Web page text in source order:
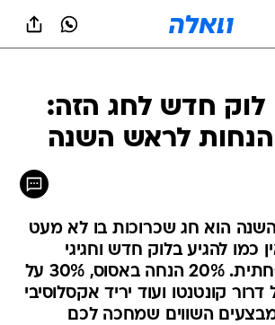
לוק חדש לחג הזה:
לראש השנה
הוא חג שכרוכות בו לא מעט
כמו להגיע בלוק חדש וחגיגי
לארוחה המשפחתית. 20% הנחה באסוס, 30% על
קונטנטו ועוד יריד אקסלוסיבי
השווים שמחכה לכם